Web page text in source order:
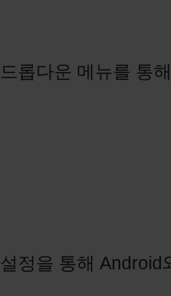
드롭다운 메뉴를 통
설정을 통해 Android